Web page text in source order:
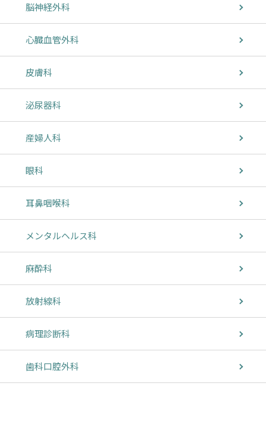
脳神経外科
心臓血管外科
皮膚科
泌尿器科
産婦人科
眼科
耳鼻咽喉科
メンタルヘルス科
麻酔科
放射線科
病理診断科
歯科口腔外科